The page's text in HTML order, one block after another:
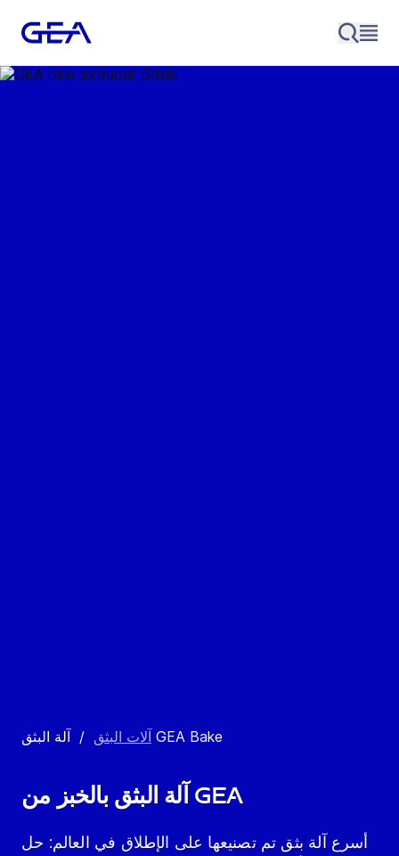
آلات البثق / آلة البثق GEA Bake
آلة البثق بالخبز من GEA
أسرع آلة بثق تم تصنيعها على الإطلاق في العالم: حل